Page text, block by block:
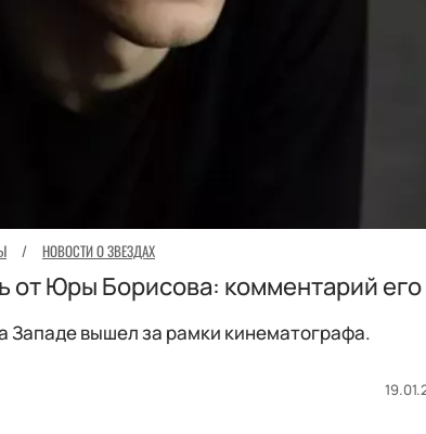
/ НОВОСТИ О ЗВЕЗДАХ
от Юры Борисова: комментарий
Западе вышел за рамки кинематографа.